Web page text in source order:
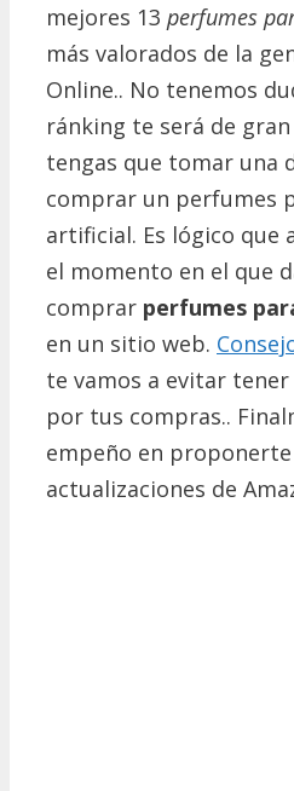
mejores 13 perfumes
más valorados de la
Online.. No tenemos
ránking te será de
tengas que tomar una
comprar un perfumes
artificial. Es lógico que
el momento en el que
comprar perfumes
en un sitio web.
te vamos a evitar
por tus compras..
empeño en
actualizaciones de